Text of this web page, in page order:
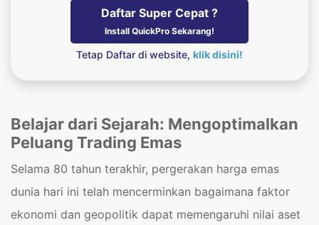
Daftar Super Cepat ?
Install QuickPro Sekarang!
Tetap Daftar di website, klik disini!
Belajar dari Sejarah: Mengoptimalkan
Peluang Trading Emas
Selama 80 tahun terakhir, pergerakan harga emas
dunia hari ini telah mencerminkan bagaimana faktor
ekonomi dan geopolitik dapat memengaruhi nilai aset